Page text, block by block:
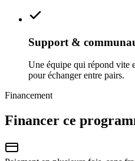
Support &
Une équipe qui répond vite
pour échanger entre pairs.
Financement
Financer ce